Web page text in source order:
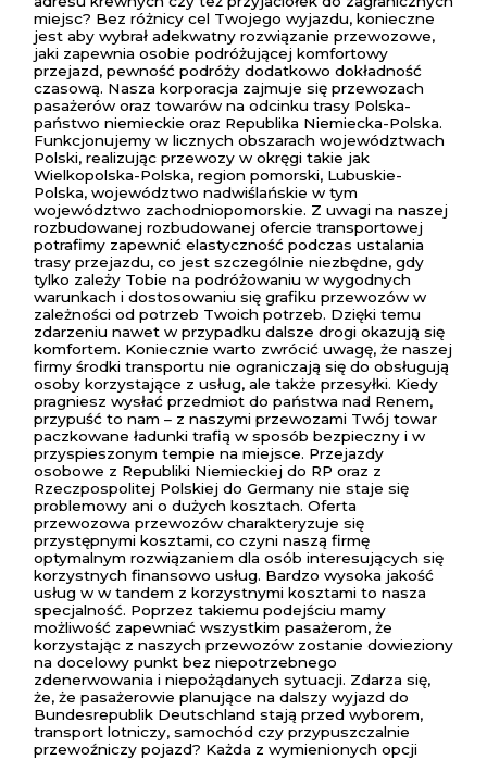
miejsc? Bez różnicy cel Twojego wyjazdu, konieczne
jest aby wybrał adekwatny rozwiązanie przewozowe,
jaki zapewnia osobie podróżującej komfortowy
przejazd, pewność podróży dodatkowo dokładność
czasową. Nasza korporacja zajmuje się przewozach
pasażerów oraz towarów na odcinku trasy Polska-
państwo niemieckie oraz Republika Niemiecka-Polska.
Funkcjonujemy w licznych obszarach województwach
Polski, realizując przewozy w okręgi takie jak
Wielkopolska-Polska, region pomorski, Lubuskie-
Polska, województwo nadwiślańskie w tym
województwo zachodniopomorskie. Z uwagi na naszej
rozbudowanej rozbudowanej ofercie transportowej
potrafimy zapewnić elastyczność podczas ustalania
trasy przejazdu, co jest szczególnie niezbędne, gdy
tylko zależy Tobie na podróżowaniu w wygodnych
warunkach i dostosowaniu się grafiku przewozów w
zależności od potrzeb Twoich potrzeb. Dzięki temu
zdarzeniu nawet w przypadku dalsze drogi okazują się
komfortem. Koniecznie warto zwrócić uwagę, że naszej
firmy środki transportu nie ograniczają się do obsługują
osoby korzystające z usług, ale także przesyłki. Kiedy
pragniesz wysłać przedmiot do państwa nad Renem,
przypuść to nam – z naszymi przewozami Twój towar
paczkowane ładunki trafią w sposób bezpieczny i w
przyspieszonym tempie na miejsce. Przejazdy
osobowe z Republiki Niemieckiej do RP oraz z
Rzeczpospolitej Polskiej do Germany nie staje się
problemowy ani o dużych kosztach. Oferta
przewozowa przewozów charakteryzuje się
przystępnymi kosztami, co czyni naszą firmę
optymalnym rozwiązaniem dla osób interesujących się
korzystnych finansowo usług. Bardzo wysoka jakość
usług w w tandem z korzystnymi kosztami to nasza
specjalność. Poprzez takiemu podejściu mamy
możliwość zapewniać wszystkim pasażerom, że
korzystając z naszych przewozów zostanie dowieziony
na docelowy punkt bez niepotrzebnego
zdenerwowania i niepożądanych sytuacji. Zdarza się,
że, że pasażerowie planujące na dalszy wyjazd do
Bundesrepublik Deutschland stają przed wyborem,
transport lotniczy, samochód czy przypuszczalnie
przewoźniczy pojazd? Każda z wymienionych opcji